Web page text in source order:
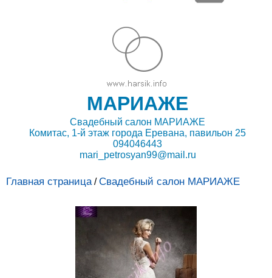
МАРИАЖЕ
Свадебный салон МАРИАЖЕ
Комитас, 1-й этаж города Еревана, павильон 25
094046443
mari_petrosyan99@mail.ru
Главная страница /Свадебный салон МАРИАЖЕ